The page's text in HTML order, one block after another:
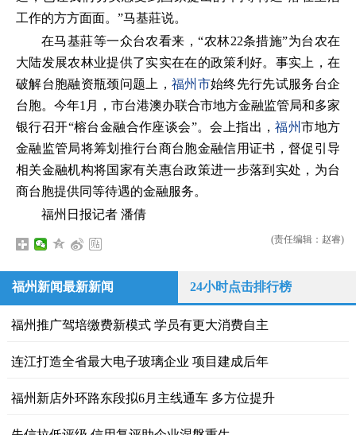
工作的方方面面。”马基莊说。
在马基莊等一众台农看来，“农林22条措施”为台农在
大陆发展农林业提供了实实在在的政策利好。事实上，在
破解台胞融资瓶颈问题上， 福州市始终先行先试服务台企
台胞。今年1月，市台港澳办联合市地方金融监管局和多家
银行召开“榕台金融合作座谈会”。会上指出，福州市地方
金融监管局将筹划推行台商台胞金融信用证书，督促引导
相关金融机构将国家有关惠台政策进一步落到实处，为台
商台胞提供同等待遇的金融服务。
福州日报记者 潘倩
(责任编辑：赵睿)
福州新闻最新新闻 24小时点击排行榜
福州推广驾培缴费新模式 学员有更大消费自主
连江打造全省最大电子玻璃企业 项目建成后年
福州新店外环路东段拟6月主线通车 多方位提升